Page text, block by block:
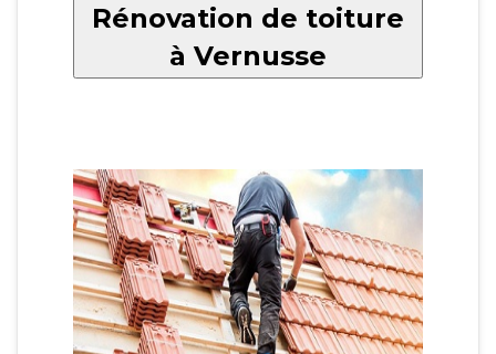
Rénovation de toiture
à Vernusse